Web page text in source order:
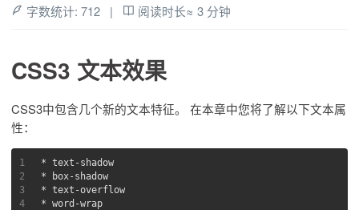
字数统计: 712 | 阅读时长≈ 3 分钟
CSS3 文本效果
CSS3中包含几个新的文本特征。 在本章中您将了解以下文本属
性：
1
2
3
4
* text-shadow
* box-shadow
* text-overflow
* word-wrap